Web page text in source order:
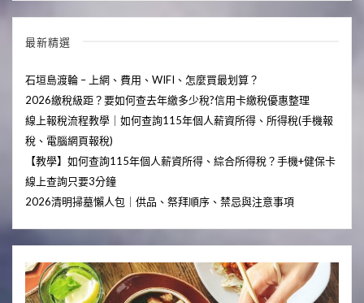
最新精選
石垣島渡輪 – 上網、費用、WIFI、怎麼買最划算？
2026繳稅級距？要如何查去年繳多少稅?信用卡繳稅優惠整理
線上報稅流程教學｜如何查詢115年個人薪資所得、所得稅(手機報
稅、電腦網頁報稅)
【教學】如何查詢115年個人薪資所得、綜合所得稅？手機+健保卡
線上查詢只要3分鐘
2026清明掃墓懶人包｜供品、祭拜順序、禁忌與注意事項